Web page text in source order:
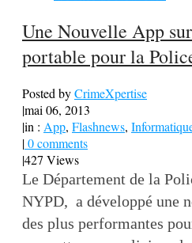
Une Nouvelle App
portable pour la
Posted byCrimeXpertise
|mai 06, 2013
|in : App, Flashnews,
|0 comments
|427 Views
Le Département de la
NYPD, a développé une
des plus performantes